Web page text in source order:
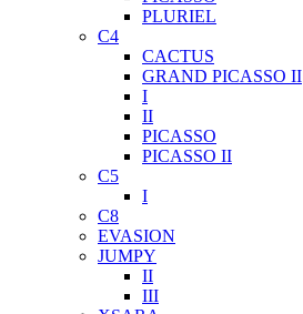
PLURIEL
C4
CACTUS
GRAND PICASSO II
I
II
PICASSO
PICASSO II
C5
I
C8
EVASION
JUMPY
II
III